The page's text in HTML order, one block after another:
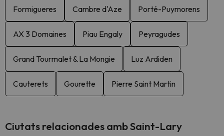
Formigueres Cambre d'Aze Porté-Puymorens
AX 3 Domaines Piau Engaly Peyragudes
Grand Tourmalet & La Mongie Luz Ardiden
Cauterets Gourette Pierre Saint Martin
Ciutats relacionades amb Saint-Lary